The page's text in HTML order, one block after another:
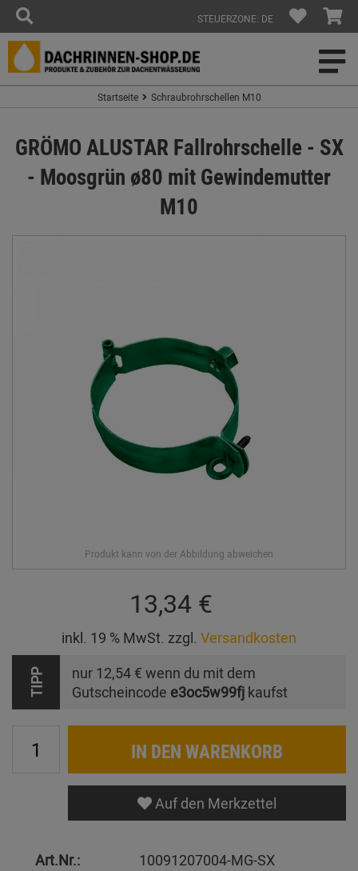
STEUERZONE: DE
Startseite Schraubrohrschellen M10
GRÖMO ALUSTAR Fallrohrschelle - SX
- Moosgrün ø80 mit Gewindemutter
M10
13,34 €
inkl. 19 % MwSt. zzgl. Versandkosten
TIPP nur 12,54 € wenn du mit dem
Gutscheincode e3oc5w99fj kaufst
IN DEN WARENKORB
Auf den Merkzettel
Art.Nr.:
10091207004-MG-SX